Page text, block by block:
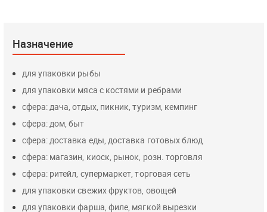
Назначение
для упаковки рыбы
для упаковки мяса с костями и ребрами
сфера: дача, отдых, пикник, туризм, кемпинг
сфера: дом, быт
сфера: доставка еды, доставка готовых блюд
сфера: магазин, киоск, рынок, розн. торговля
сфера: ритейл, супермаркет, торговая сеть
для упаковки свежих фруктов, овощей
для упаковки фарша, филе, мягкой вырезки